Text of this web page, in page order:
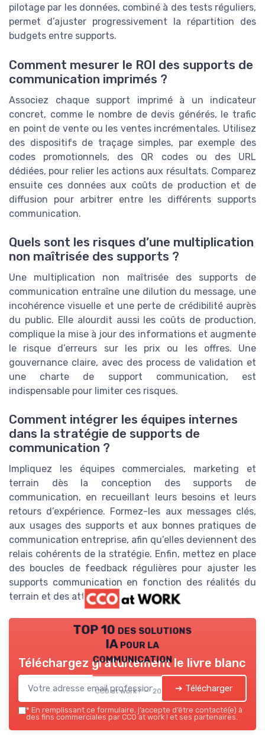
pilotage par les données, combiné à des tests réguliers,
permet d’ajuster progressivement la répartition des
budgets entre supports.
Comment mesurer le ROI des supports de
communication imprimés ?
Associez chaque support imprimé à un indicateur
concret, comme le nombre de devis générés, le trafic
en point de vente ou les ventes incrémentales. Utilisez
des dispositifs de traçage simples, par exemple des
codes promotionnels, des QR codes ou des URL
dédiées, pour relier les actions aux résultats. Comparez
ensuite ces données aux coûts de production et de
diffusion pour arbitrer entre les différents supports
communication.
Quels sont les risques d’une multiplication
non maîtrisée des supports ?
Une multiplication non maîtrisée des supports de
communication entraîne une dilution du message, une
incohérence visuelle et une perte de crédibilité auprès
du public. Elle alourdit aussi les coûts de production,
complique la mise à jour des informations et augmente
le risque d’erreurs sur les prix ou les offres. Une
gouvernance claire, avec des process de validation et
une charte de support communication, est
indispensable pour limiter ces risques.
Comment intégrer les équipes internes
dans la stratégie de supports de
communication ?
Impliquez les équipes commerciales, marketing et
terrain dès la conception des supports de
communication, en recueillant leurs besoins et leurs
retours d’expérience. Formez-les aux messages clés,
aux usages des supports et aux bonnes pratiques de
communication entreprise, afin qu’elles deviennent des
relais cohérents de la stratégie. Enfin, mettez en place
des boucles de feedback régulières pour ajuster les
supports communication en fonction des réalités du
terrain et des attentes des clients.
TOP 10 des solutions
IA pour la
communication
CCO at work ! — 2026
Téléchargez gratuitement le livre blanc
➔ Télécharger
* En remplissant ce formulaire, j’accepte d’être contacté(e) à
des fins commerciales par CCO at work ! et ses partenaires.